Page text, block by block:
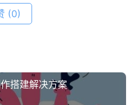
(0)
搭建解决方案